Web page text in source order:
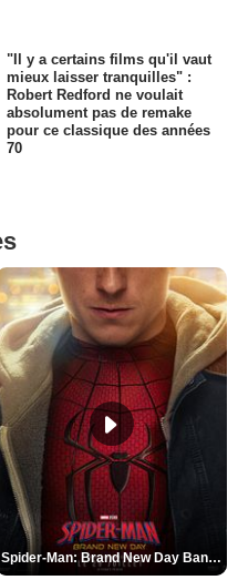
"Il y a certains films qu'il vaut
mieux laisser tranquilles" :
Robert Redford ne voulait
absolument pas de remake
pour ce classique des années
70
Spider-Man: Brand New Day Bande-annonce VO STFR